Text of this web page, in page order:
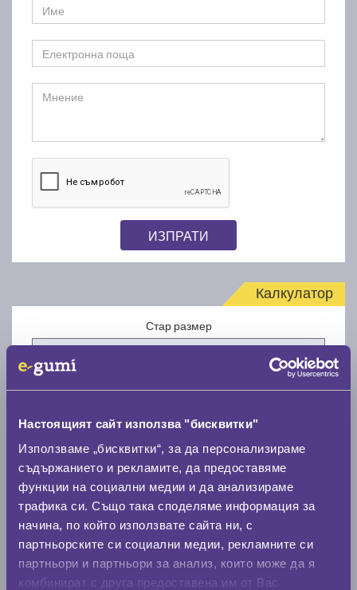
Настоящият сайт използва "бисквитки"
Използваме „бисквитки“, за да персонализираме
съдържанието и рекламите, да предоставяме
функции на социални медии и да анализираме
трафика си. Също така споделяме информация за
начина, по който използвате сайта ни, с
партньорските си социални медии, рекламните си
партньори и партньори за анализ, които може да я
комбинират с друга предоставена им от Вас
ИЗПРАТИ
Калкулатор
Стар размер
Нов размер
Стар размер